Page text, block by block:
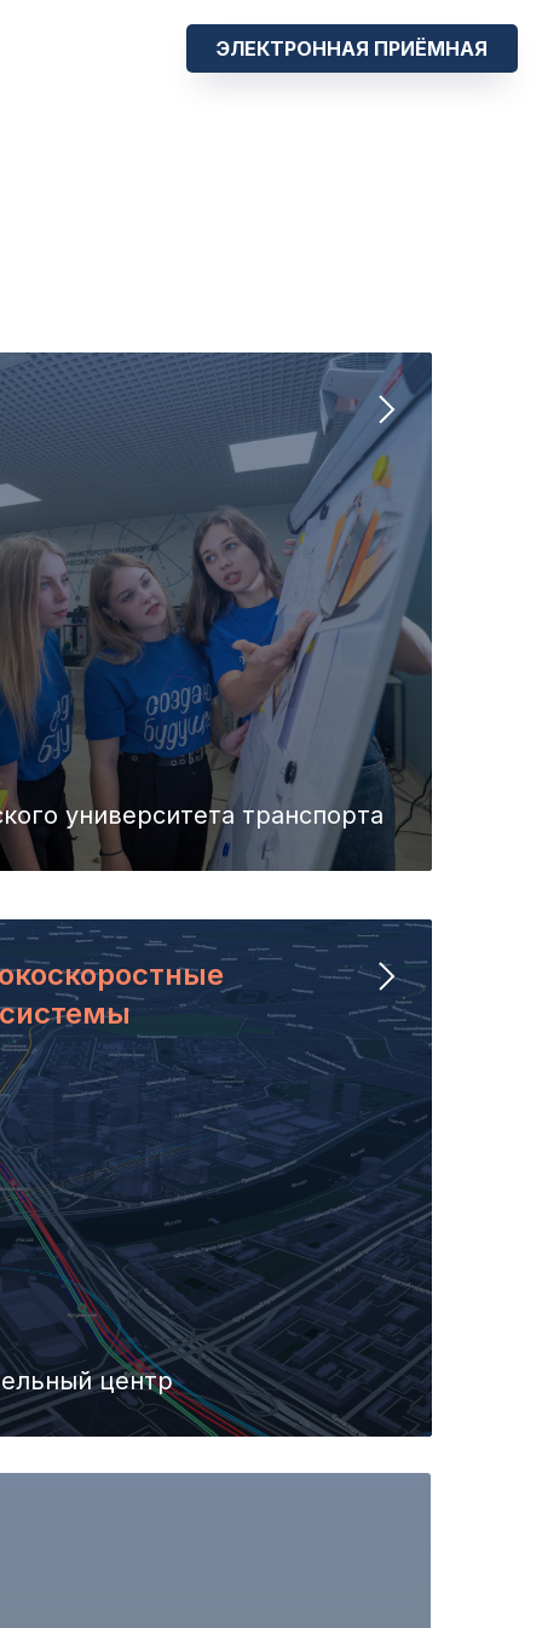
ЭЛЕКТРОННАЯ ПРИЁМНАЯ
университета транспорта
центр